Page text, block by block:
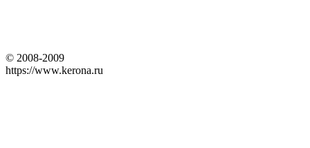
© 2008-2009
https://www.kerona.ru